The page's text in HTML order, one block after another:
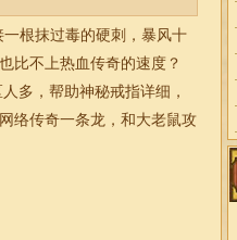
根抹过毒的硬刺，暴风十
比不上热血传奇的速度？
多，帮助神秘戒指详细，
络传奇一条龙，和大老鼠攻